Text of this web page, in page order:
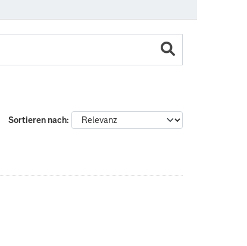
Sortieren nach